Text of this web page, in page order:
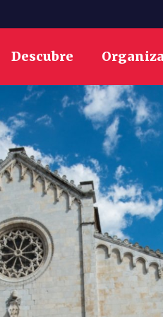
Descubre Organiza